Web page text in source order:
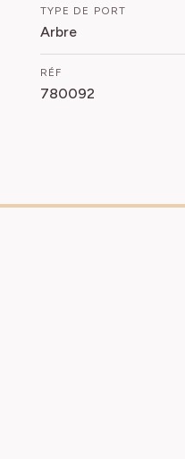
TYPE DE PORT
Arbre
RÉF
780092